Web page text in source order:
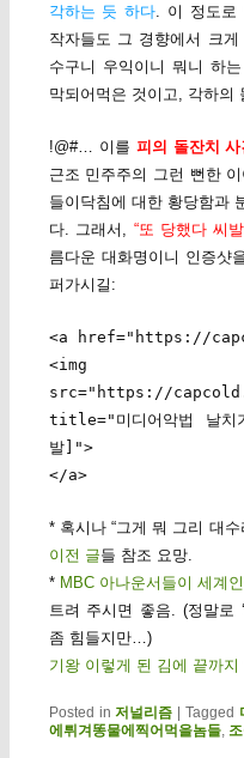
각하는 듯 하다 . 이 정도
작자들도 그 경향에서 크
수구니 우익이니 뭐니 하
막되어먹은 것이고, 각하의
!@#… 이를 피의 돌잔치 사
근조 민주주의 그런 뻔한
들이닥침에 대한 황당함과
다. 그래서, “또 당했다 씨발
름다운 대화명이니 인증샷
퍼가시길:
<a href="https://
<img
src="https://
title="미디어악법 날치
발]">
</a>
* 혹시나 “그게 뭐 그리 대수
이전 글들 참조 요망.
* MBC 아나운서들이 세계
트려 주시면 좋음. (정말로
좀 힘들지만…)
기왕 이렇게 된 김에 끝까지
Posted in 저널리즘 |Tagged
에튀겨똥물에찍어먹을놈들,